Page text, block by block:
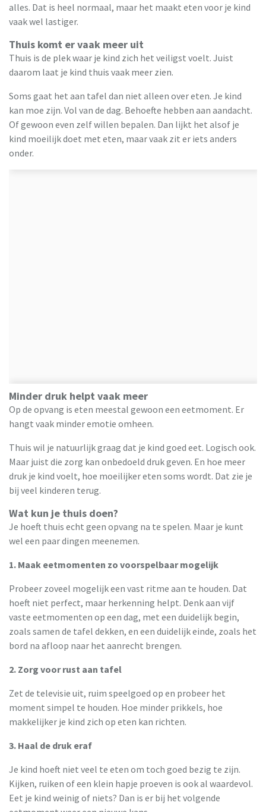
alles. Dat is heel normaal, maar het maakt eten voor je kind
vaak wel lastiger.
Thuis komt er vaak meer uit
Thuis is de plek waar je kind zich het veiligst voelt. Juist
daarom laat je kind thuis vaak meer zien.
Soms gaat het aan tafel dan niet alleen over eten. Je kind
kan moe zijn. Vol van de dag. Behoefte hebben aan aandacht.
Of gewoon even zelf willen bepalen. Dan lijkt het alsof je
kind moeilijk doet met eten, maar vaak zit er iets anders
onder.
Minder druk helpt vaak meer
Op de opvang is eten meestal gewoon een eetmoment. Er
hangt vaak minder emotie omheen.
Thuis wil je natuurlijk graag dat je kind goed eet. Logisch ook.
Maar juist die zorg kan onbedoeld druk geven. En hoe meer
druk je kind voelt, hoe moeilijker eten soms wordt. Dat zie je
bij veel kinderen terug.
Wat kun je thuis doen?
Je hoeft thuis echt geen opvang na te spelen. Maar je kunt
wel een paar dingen meenemen.
1. Maak eetmomenten zo voorspelbaar mogelijk
Probeer zoveel mogelijk een vast ritme aan te houden. Dat
hoeft niet perfect, maar herkenning helpt. Denk aan vijf
vaste eetmomenten op een dag, met een duidelijk begin,
zoals samen de tafel dekken, en een duidelijk einde, zoals het
bord na afloop naar het aanrecht brengen.
2. Zorg voor rust aan tafel
Zet de televisie uit, ruim speelgoed op en probeer het
moment simpel te houden. Hoe minder prikkels, hoe
makkelijker je kind zich op eten kan richten.
3. Haal de druk eraf
Je kind hoeft niet veel te eten om toch goed bezig te zijn.
Kijken, ruiken of een klein hapje proeven is ook al waardevol.
Eet je kind weinig of niets? Dan is er bij het volgende